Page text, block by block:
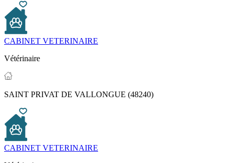
CABINET VETERINAIRE
Vétérinaire
SAINT PRIVAT DE VALLONGUE (48240)
CABINET VETERINAIRE